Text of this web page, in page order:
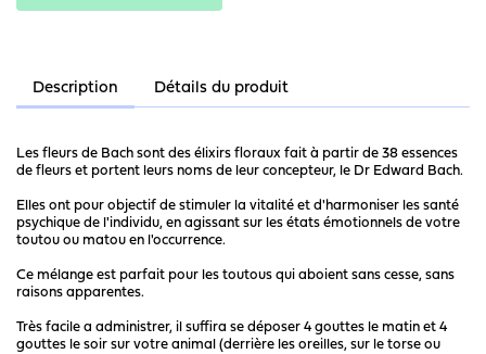
Description Détails du produit
Les fleurs de Bach sont des élixirs floraux fait à partir de 38 essences
de fleurs et portent leurs noms de leur concepteur, le Dr Edward Bach.
Elles ont pour objectif de stimuler la vitalité et d'harmoniser les santé
psychique de l'individu, en agissant sur les états émotionnels de votre
toutou ou matou en l'occurrence.
Ce mélange est parfait pour les toutous qui aboient sans cesse, sans
raisons apparentes.
Très facile a administrer, il suffira se déposer 4 gouttes le matin et 4
gouttes le soir sur votre animal (derrière les oreilles, sur le torse ou